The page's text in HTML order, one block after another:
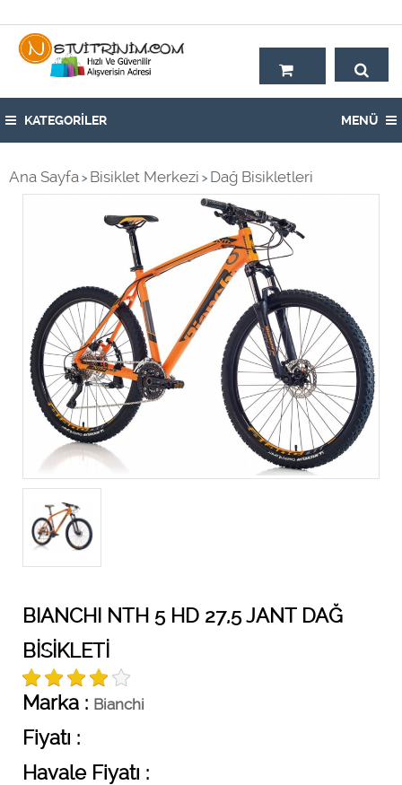
KATEGORİLER MENÜ
Ana Sayfa > Bisiklet Merkezi > Dağ Bisikletleri
BIANCHI NTH 5 HD 27,5 JANT DAĞ
BİSİKLETİ
Marka : Bianchi
Fiyatı :
Havale Fiyatı :